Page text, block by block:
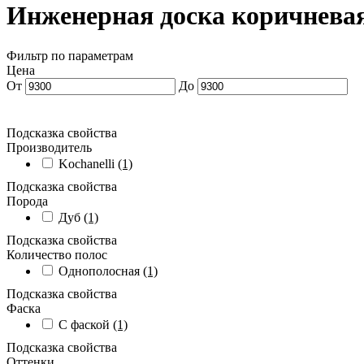
Инженерная доска
Фильтр по параметрам
Цена
От
До
Подсказка свойства
Производитель
Kochanelli (1)
Подсказка свойства
Порода
Дуб (1)
Подсказка свойства
Количество полос
Однополосная (1)
Подсказка свойства
Фаска
С фаской (1)
Подсказка свойства